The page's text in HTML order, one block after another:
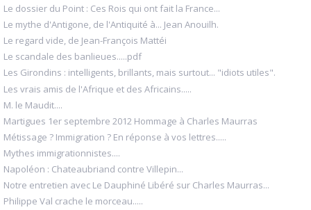
Le dossier du Point : Ces Rois qui ont fait la France...
Le mythe d'Antigone, de l'Antiquité à... Jean Anouilh.
Le regard vide, de Jean-François Mattéi
Le scandale des banlieues.....pdf
Les Girondins : intelligents, brillants, mais surtout... "idiots utiles".
Les vrais amis de l'Afrique et des Africains.....
M. le Maudit....
Martigues 1er septembre 2012 Hommage à Charles Maurras
Métissage ? Immigration ? En réponse à vos lettres.....
Mythes immigrationnistes....
Napoléon : Chateaubriand contre Villepin...
Notre entretien avec Le Dauphiné Libéré sur Charles Maurras...
Philippe Val crache le morceau.....